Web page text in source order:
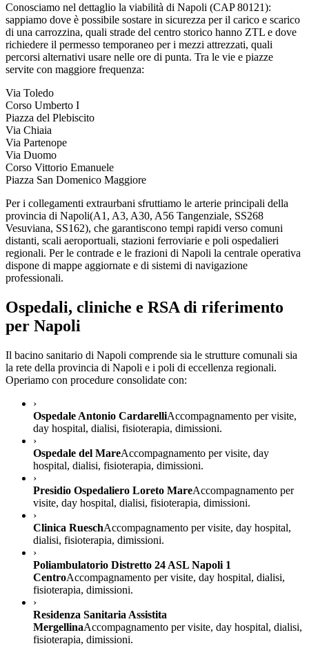
Conosciamo nel dettaglio la viabilità di Napoli (CAP80121):
sappiamo dove è possibile sostare in sicurezza per il carico e scarico
di una carrozzina, quali strade del centro storico hanno ZTL e dove
richiedere il permesso temporaneo per i mezzi attrezzati, quali
percorsi alternativi usare nelle ore di punta. Tra le vie e piazze
servite con maggiore frequenza:
Via Toledo
Corso Umberto I
Piazza del Plebiscito
Via Chiaia
Via Partenope
Via Duomo
Corso Vittorio Emanuele
Piazza San Domenico Maggiore
Per i collegamenti extraurbani sfruttiamo le arterie principali della
provincia di Napoli(A1, A3, A30, A56 Tangenziale, SS268
Vesuviana, SS162), che garantiscono tempi rapidi verso comuni
distanti, scali aeroportuali, stazioni ferroviarie e poli ospedalieri
regionali. Per le contrade e le frazioni di Napoli la centrale operativa
dispone di mappe aggiornate e di sistemi di navigazione
professionali.
Ospedali, cliniche e RSA di riferimento
per Napoli
Il bacino sanitario di Napoli comprende sia le strutture comunali sia
la rete della provincia di Napoli e i poli di eccellenza regionali.
Operiamo con procedure consolidate con:
›
Ospedale Antonio CardarelliAccompagnamento per visite,
day hospital, dialisi, fisioterapia, dimissioni.
›
Ospedale del MareAccompagnamento per visite, day
hospital, dialisi, fisioterapia, dimissioni.
›
Presidio Ospedaliero Loreto MareAccompagnamento per
visite, day hospital, dialisi, fisioterapia, dimissioni.
›
Clinica RueschAccompagnamento per visite, day hospital,
dialisi, fisioterapia, dimissioni.
›
Poliambulatorio Distretto 24 ASL Napoli 1
CentroAccompagnamento per visite, day hospital, dialisi,
fisioterapia, dimissioni.
›
Residenza Sanitaria Assistita
MergellinaAccompagnamento per visite, day hospital, dialisi,
fisioterapia, dimissioni.